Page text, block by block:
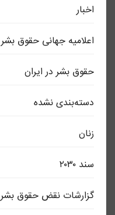
اخبار
اعلاميه جهانی حقوق بشر
حقوق بشر در ایران
دسته‌بندی نشده
زنان
سند ٢٠٣٠
گزارشات نقض حقوق بشر